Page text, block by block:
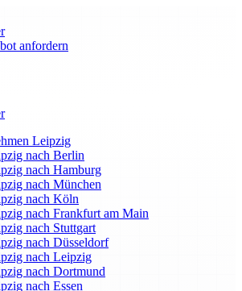
anfordern
Leipzig
nach Berlin
nach Hamburg
nach München
nach Köln
nach Frankfurt am Main
nach Stuttgart
nach Düsseldorf
nach Leipzig
nach Dortmund
nach Essen